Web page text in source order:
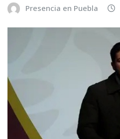
Presencia en Puebla